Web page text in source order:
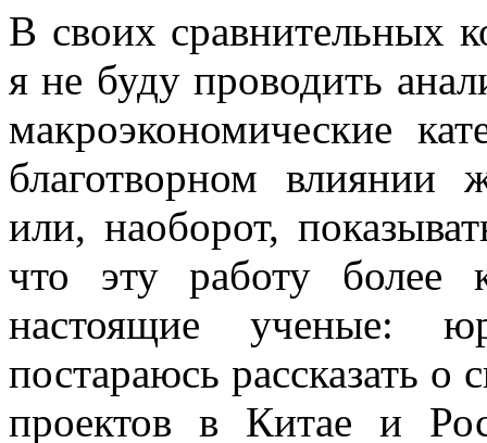
В своих сравнительных
я не буду проводить
макроэкономические
благотворном влиянии
или, наоборот,
что эту работу более
настоящие ученые:
постараюсь рассказать о
проектов в Китае и